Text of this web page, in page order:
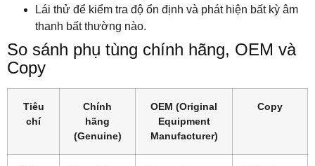
Lái thử để kiểm tra độ ổn định và phát hiện bất kỳ âm
thanh bất thường nào.
So sánh phụ tùng chính hãng, OEM và
Copy
Tiêu
chí
Chính
hãng
(Genuine)
OEM (Original
Equipment
Manufacturer)
Copy